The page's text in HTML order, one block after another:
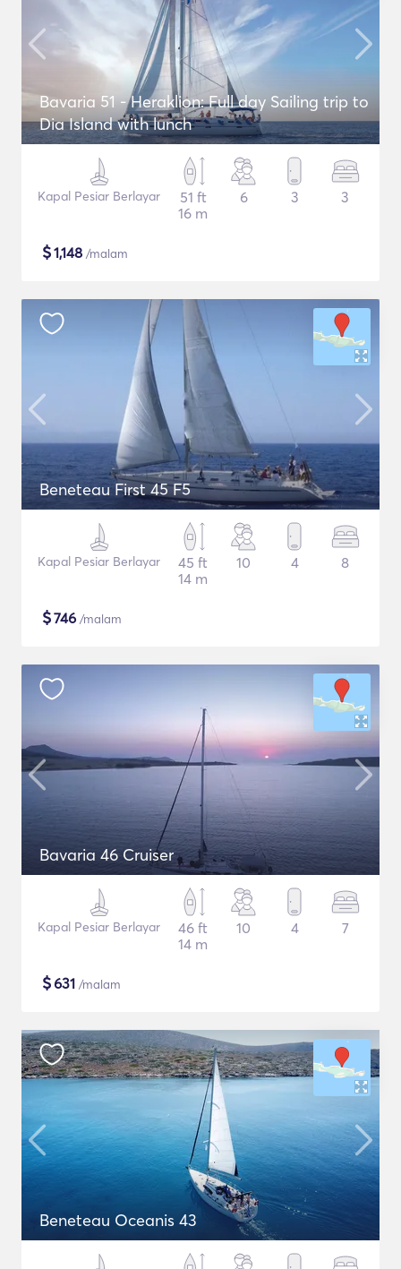
Bavaria 51 - Heraklion: Full day Sailing trip to
Dia Island with lunch
Kapal Pesiar Berlayar
51 ft
16 m
6 3 3
$1,148 /malam
Beneteau First 45 F5
Kapal Pesiar Berlayar
45 ft
14 m
10 4 8
$746 /malam
Bavaria 46 Cruiser
Kapal Pesiar Berlayar
46 ft
14 m
10 4 7
$631 /malam
Beneteau Oceanis 43